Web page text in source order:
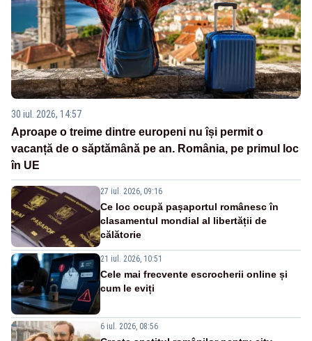
30 iul. 2026, 14:57
Aproape o treime dintre europeni nu își permit o
vacanță de o săptămână pe an. România, pe primul loc
în UE
27 iul. 2026, 09:16
Ce loc ocupă pașaportul românesc în
clasamentul mondial al libertății de
călătorie
21 iul. 2026, 10:51
Cele mai frecvente escrocherii online și
cum le eviți
6 iul. 2026, 08:56